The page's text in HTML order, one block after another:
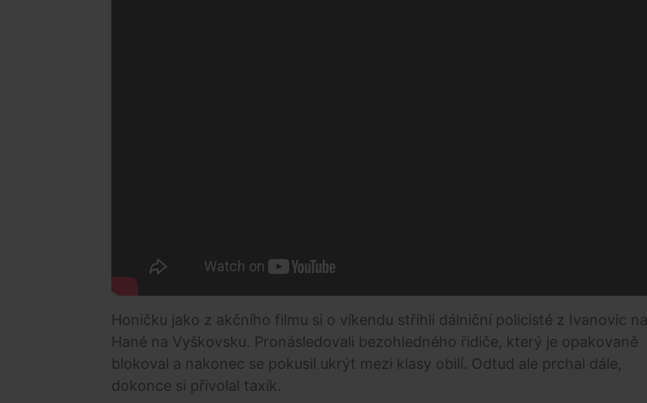
Honičku jako z akčního filmu si o víkendu střihli dálniční policisté z Ivanovic na
Hané na Vyškovsku. Pronásledovali bezohledného řidiče, který je opakovaně
blokoval a nakonec se pokusil ukrýt mezi klasy obilí. Odtud ale prchal dále,
dokonce si přivolal taxík.